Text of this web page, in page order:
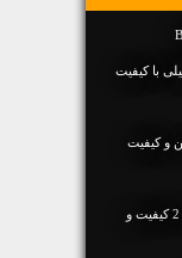
با کیفیت
و کیفیت
دانلود آهنگ جديد روزبه بمانی آخرالزمون با 2 کیفیت و